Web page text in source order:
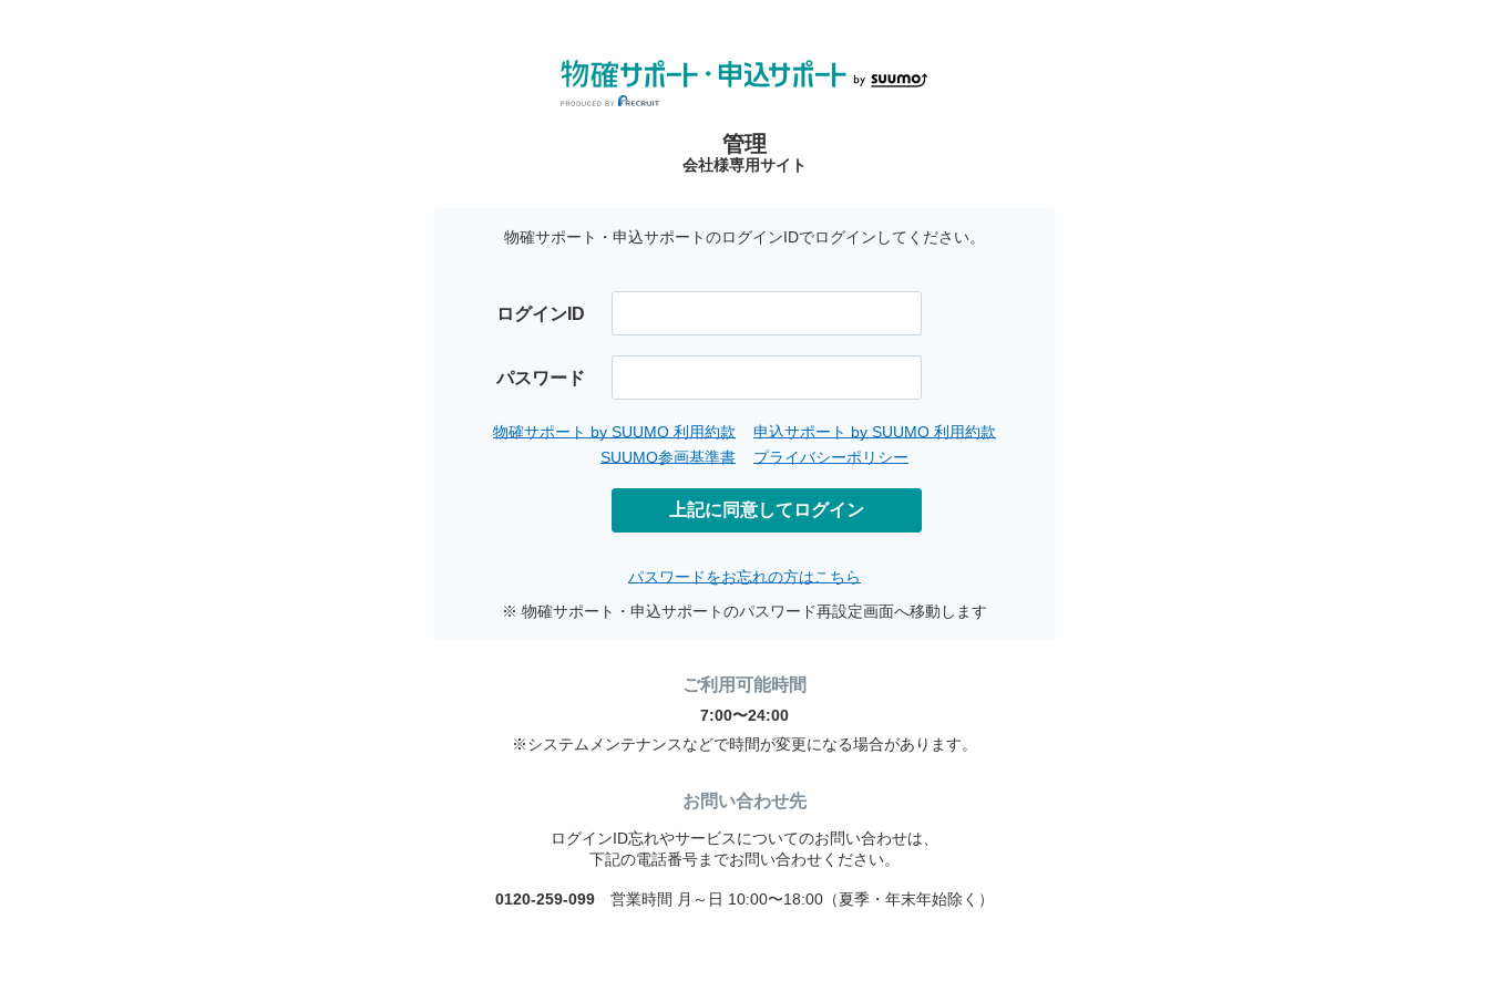
管理
会社様専用サイト
物確サポート・申込サポートのログインIDでログインしてください。
ログインID
パスワード
物確サポート by SUUMO 利用約款
申込サポート by SUUMO 利用約款
SUUMO参画基準書
プライバシーポリシー
上記に同意してログイン
パスワードをお忘れの方はこちら
※ 物確サポート・申込サポートのパスワード再設定画面へ移動します
ご利用可能時間
7:00〜24:00
※システムメンテナンスなどで時間が変更になる場合があります。
お問い合わせ先
ログインID忘れやサービスについてのお問い合わせは、
下記の電話番号までお問い合わせください。
0120-259-099 営業時間 月～日 10:00〜18:00（夏季・年末年始除く）